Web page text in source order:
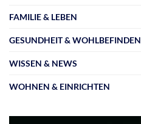
FAMILIE & LEBEN
GESUNDHEIT & WOHLBEFINDEN
WISSEN & NEWS
WOHNEN & EINRICHTEN